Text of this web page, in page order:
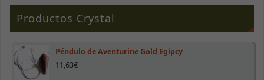
Productos Crystal
Péndulo de Aventurine Gold Egipcy
11,63€
Estadísticas
podamos